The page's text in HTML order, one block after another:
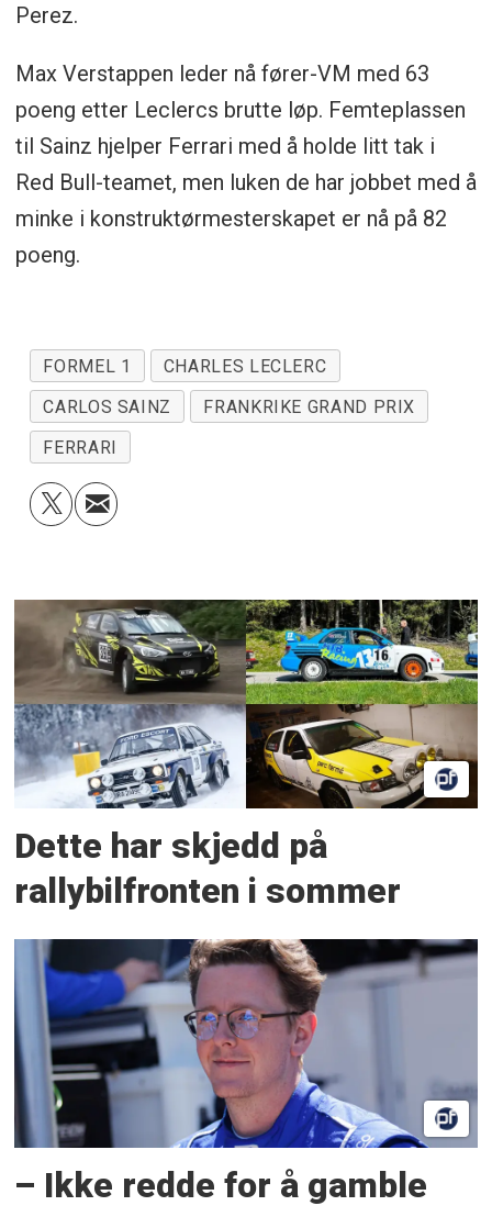
Perez.
Max Verstappen leder nå fører-VM med 63
poeng etter Leclercs brutte løp. Femteplassen
til Sainz hjelper Ferrari med å holde litt tak i
Red Bull-teamet, men luken de har jobbet med å
minke i konstruktørmesterskapet er nå på 82
poeng.
FORMEL 1
CHARLES LECLERC
CARLOS SAINZ
FRANKRIKE GRAND PRIX
FERRARI
Dette har skjedd på
rallybilfronten i sommer
– Ikke redde for å gamble